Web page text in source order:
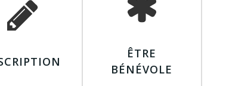
ÊTRE
BÉNÉVOLE